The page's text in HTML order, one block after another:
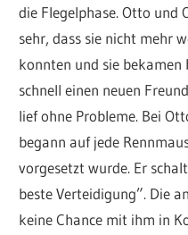
die Flegelphase. Otto und
sehr, dass sie nicht mehr
konnten und sie bekamen
schnell einen neuen
lief ohne Probleme. Bei
begann auf jede
vorgesetzt wurde. Er
beste Verteidigung”. Die
keine Chance mit ihm in